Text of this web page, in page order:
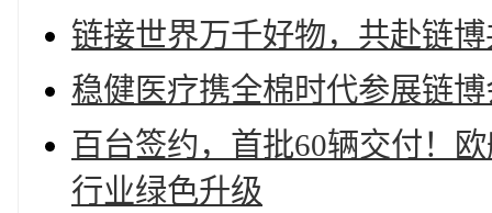
链接世界万千好物，共赴链
稳健医疗携全棉时代参展链
百台签约，首批60辆交付！
行业绿色升级